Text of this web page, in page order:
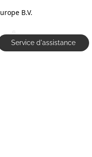
B.V.
Service d'assistance